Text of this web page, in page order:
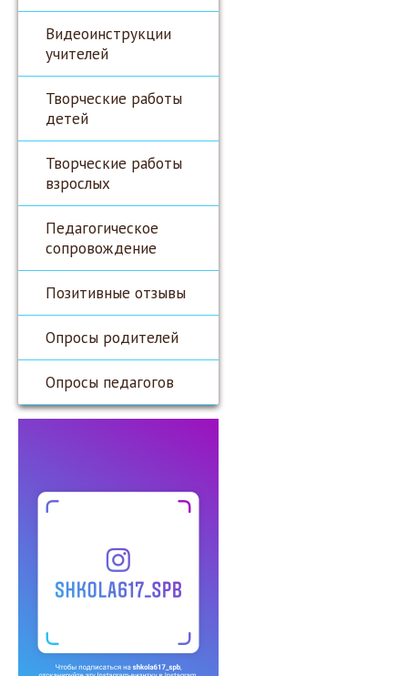
Видеоинструкции
учителей
Творческие работы
детей
Творческие работы
взрослых
Педагогическое
сопровождение
Позитивные отзывы
Опросы родителей
Опросы педагогов